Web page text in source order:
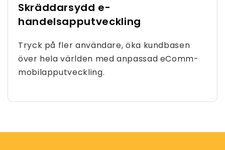
Skräddarsydd e-
handelsapputveckling
Tryck på fler användare, öka kundbasen
över hela världen med anpassad eComm-
mobilapputveckling.